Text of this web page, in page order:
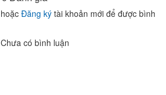
hoặc Đăng ký tài khoản mới để được bình
Chưa có bình luận